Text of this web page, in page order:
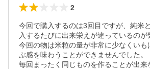
2
今回で購入するのは3回目ですが、純米
入するたびに出来栄えが違っているのが
今回の物は米粒の量が非常に少なくいも
ぶ感を味わうことができませんでした。
毎回まったく同じものを作ることが出来